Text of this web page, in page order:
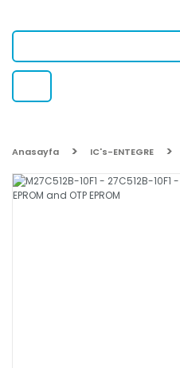
Anasayfa IC's-ENTEGRE